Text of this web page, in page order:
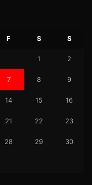
F S S
1 2
7 8 9
14 15 16
21 22 23
28 29 30